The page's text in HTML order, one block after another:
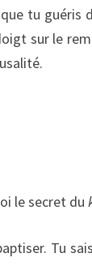
tu guéris
sur le
le secret du
Tu